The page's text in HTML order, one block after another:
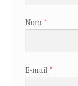
Nom *
E-mail *